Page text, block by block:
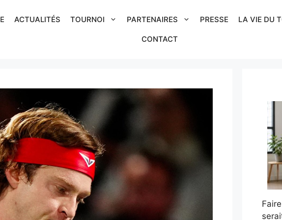
ACTUALITÉS TOURNOI PARTENAIRES PRESSE LA VIE DU
CONTACT